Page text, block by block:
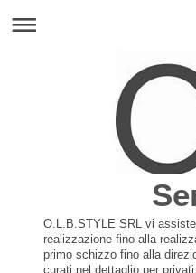
O.L.B.STYLE SRL vi
realizzazione fino alla
primo schizzo fino alla
curati nel dettaglio per